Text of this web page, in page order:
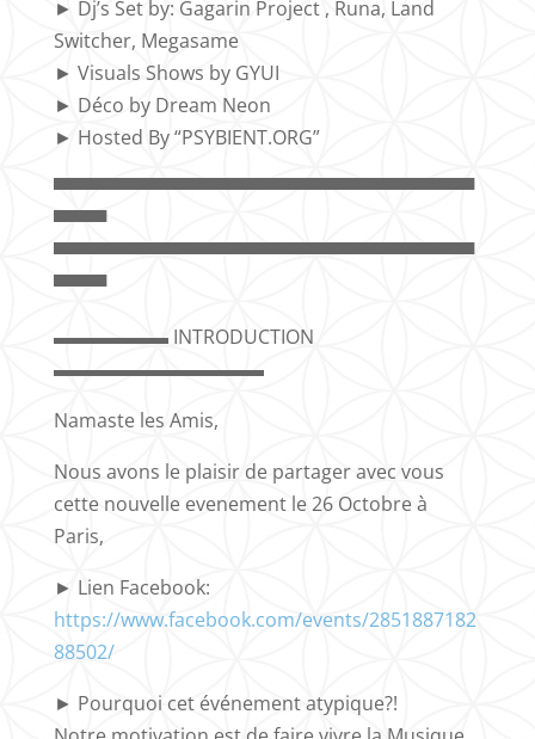
► Dj’s Set by: Gagarin Project , Runa, Land
Switcher, Megasame
► Visuals Shows by GYUI
► Déco by Dream Neon
► Hosted By “PSYBIENT.ORG”
▀▀▀▀▀▀▀▀▀▀▀▀▀▀▀▀▀▀▀▀▀▀▀▀▀▀▀▀▀▀▀▀
▀▀▀▀
▀▀▀▀▀▀▀▀▀▀▀▀▀▀▀▀▀▀▀▀▀▀▀▀▀▀▀▀▀▀▀▀
▀▀▀▀
▬▬▬▬▬▬ INTRODUCTION
▬▬▬▬▬▬▬▬▬▬▬
Namaste les Amis,
Nous avons le plaisir de partager avec vous
cette nouvelle evenement le 26 Octobre à
Paris,
► Lien Facebook:
https://www.facebook.com/events/2851887182
88502/
► Pourquoi cet événement atypique?!